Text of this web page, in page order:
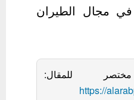
في مجال الطيران
للمقال:
https://